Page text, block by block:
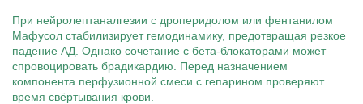
При нейролептаналгезии с дроперидолом или фентанилом
Мафусол стабилизирует гемодинамику, предотвращая резкое
падение АД. Однако сочетание с бета-блокаторами может
спровоцировать брадикардию. Перед назначением
компонента перфузионной смеси с гепарином проверяют
время свёртывания крови.